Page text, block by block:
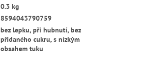
0.3 kg
8594043790759
bez lepku, při hubnutí, bez
přidaného cukru, s nízkým
obsahem tuku